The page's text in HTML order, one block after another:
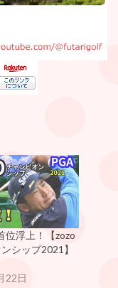
位浮上！【zozo
シップ2021】
22日